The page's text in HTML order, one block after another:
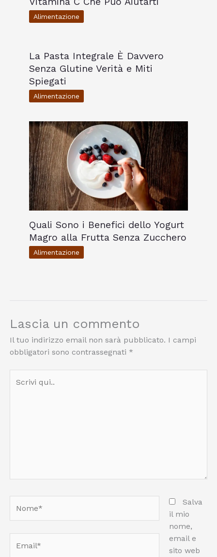
Alimentazione
La Pasta Integrale È Davvero
Senza Glutine Verità e Miti
Spiegati
Alimentazione
Quali Sono i Benefici dello Yogurt
Magro alla Frutta Senza Zucchero
Alimentazione
Lascia un commento
Il tuo indirizzo email non sarà pubblicato. I campi
obbligatori sono contrassegnati *
qui..
Salva
il mio
nome,
email e
sito web